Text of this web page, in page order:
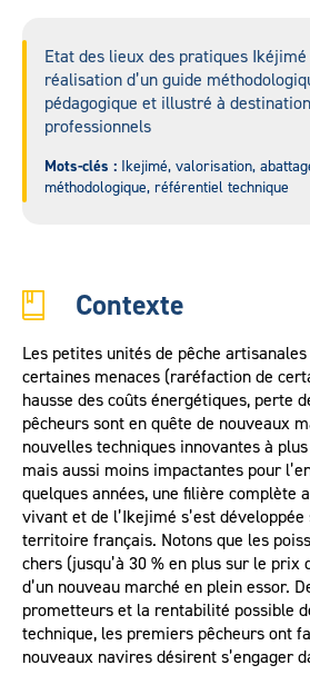
Etat des lieux des pratiques
réalisation d’un guide
pédagogique et illustré à
professionnels
Mots-clés : Ikejimé, valorisation,
méthodologique, référentiel technique
Contexte
Les petites unités de pêche
certaines menaces (raréfaction de
hausse des coûts énergétiques, perte
pêcheurs sont en quête de nouveaux
nouvelles techniques innovantes à
mais aussi moins impactantes pour
quelques années, une filière complète
vivant et de l’Ikejimé s’est
territoire français. Notons que les
chers (jusqu’à 30 % en plus sur le prix
d’un nouveau marché en plein essor.
prometteurs et la rentabilité possible
technique, les premiers pêcheurs ont
nouveaux navires désirent s’engager